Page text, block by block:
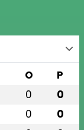
O P
0 0
0 0